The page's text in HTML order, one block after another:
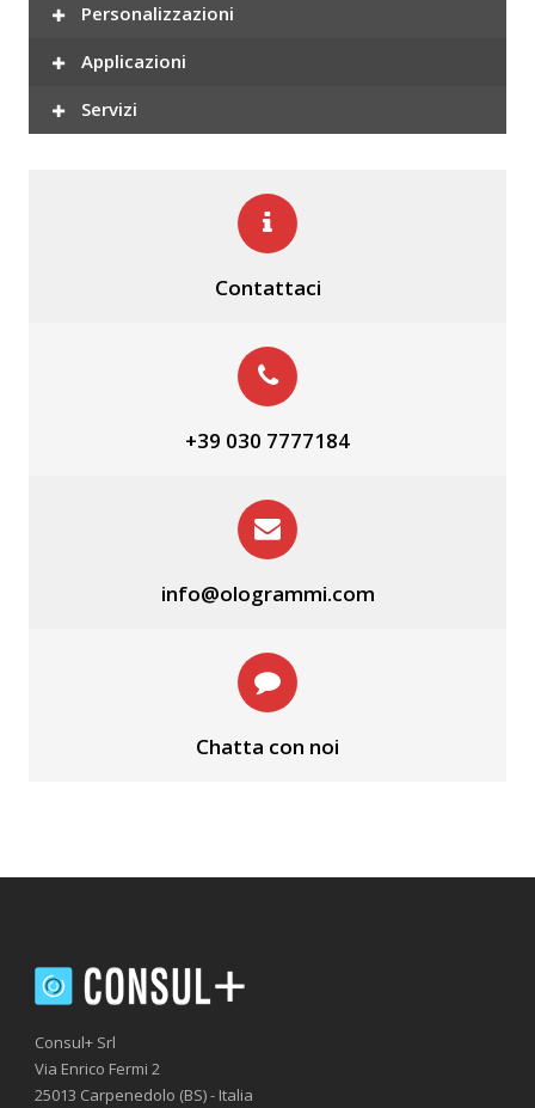
Personalizzazioni
Applicazioni
Servizi
Contattaci
+39 030 7777184
info@ologrammi.com
Chatta con noi
Consul+ Srl
Via Enrico Fermi 2
25013 Carpenedolo (BS) - Italia